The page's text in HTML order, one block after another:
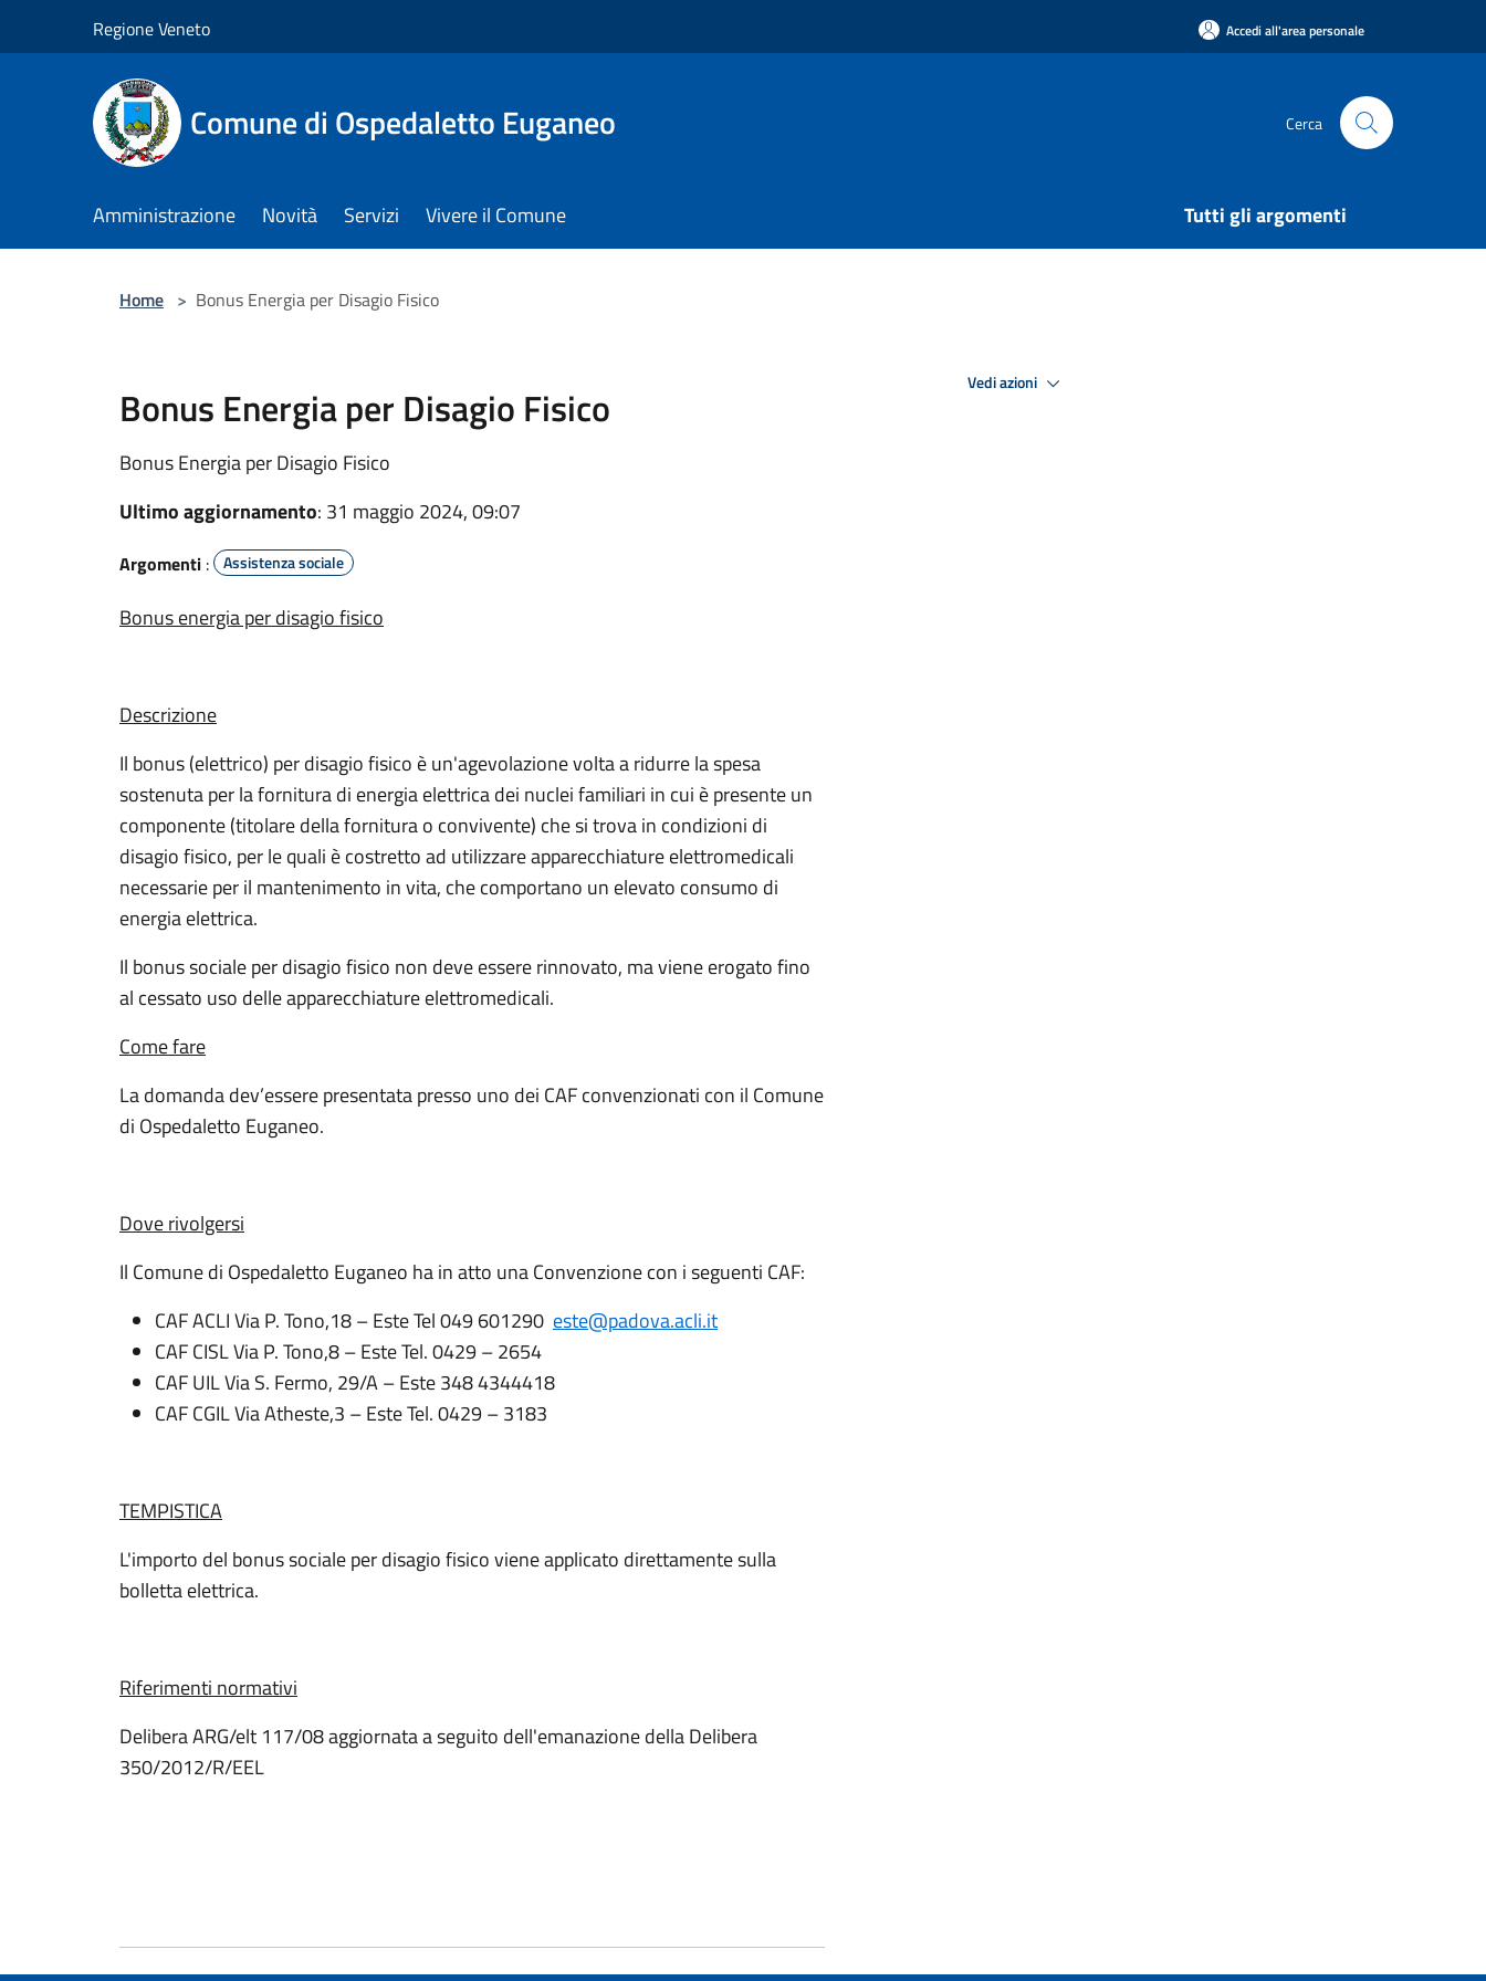
Regione Veneto Accedi all'area personale
Comune di Ospedaletto Euganeo Cerca
Amministrazione Novità Servizi Vivere il Comune Tutti gli argomenti
Home > Bonus Energia per Disagio Fisico
Bonus Energia per Disagio Fisico
Bonus Energia per Disagio Fisico
Ultimo aggiornamento: 31 maggio 2024, 09:07
Argomenti : Assistenza sociale
Bonus energia per disagio fisico
Descrizione
Il bonus (elettrico) per disagio fisico è un'agevolazione volta a ridurre la spesa
sostenuta per la fornitura di energia elettrica dei nuclei familiari in cui è presente un
componente (titolare della fornitura o convivente) che si trova in condizioni di
disagio fisico, per le quali è costretto ad utilizzare apparecchiature elettromedicali
necessarie per il mantenimento in vita, che comportano un elevato consumo di
energia elettrica.
Il bonus sociale per disagio fisico non deve essere rinnovato, ma viene erogato fino
al cessato uso delle apparecchiature elettromedicali.
Come fare
La domanda dev’essere presentata presso uno dei CAF convenzionati con il Comune
di Ospedaletto Euganeo.
Dove rivolgersi
Il Comune di Ospedaletto Euganeo ha in atto una Convenzione con i seguenti CAF:
CAF ACLI Via P. Tono,18 – Este Tel 049 601290 este@padova.acli.it
CAF CISL Via P. Tono,8 – Este Tel. 0429 – 2654
CAF UIL Via S. Fermo, 29/A – Este 348 4344418
CAF CGIL Via Atheste,3 – Este Tel. 0429 – 3183
TEMPISTICA
L'importo del bonus sociale per disagio fisico viene applicato direttamente sulla
bolletta elettrica.
Riferimenti normativi
Delibera ARG/elt 117/08 aggiornata a seguito dell'emanazione della Delibera
350/2012/R/EEL
Vedi azioni